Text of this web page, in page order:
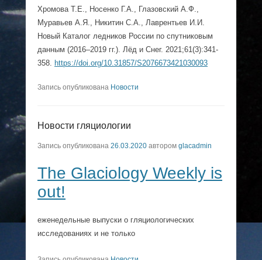
Хромова Т.Е., Носенко Г.А., Глазовский А.Ф.,
Муравьев А.Я., Никитин С.А., Лаврентьев И.И.
Новый Каталог ледников России по спутниковым
данным (2016–2019 гг.). Лёд и Снег. 2021;61(3):341-
358. https://doi.org/10.31857/S2076673421030093
Запись опубликована Новости
Новости гляциологии
Запись опубликована 26.03.2020 автором glacadmin
The Glaciology Weekly is
out!
еженедельные выпуски о гляциологических
исследованиях и не только